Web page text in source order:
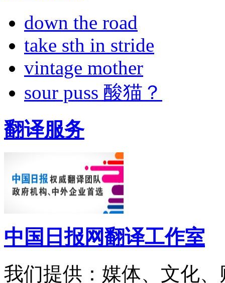
down the road
take sth in stride
vintage mother
sour puss 酸猫？
翻译服务
中国日报网翻译工作室
我们提供：媒体、文化